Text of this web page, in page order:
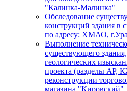
"Калинка-Малинка"
Обследование
конструкций здания в
по адресу: ХМАО,
Выполнение
существующего
геологических
проекта (разделы
реконструкции